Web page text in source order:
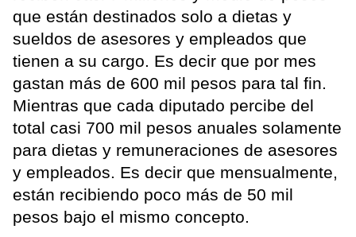
que están destinados solo a dietas y
sueldos de asesores y empleados que
tienen a su cargo. Es decir que por mes
gastan más de 600 mil pesos para tal fin.
Mientras que cada diputado percibe del
total casi 700 mil pesos anuales solamente
para dietas y remuneraciones de asesores
y empleados. Es decir que mensualmente,
están recibiendo poco más de 50 mil
pesos bajo el mismo concepto.